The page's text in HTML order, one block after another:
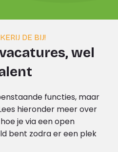
DE BIJ!
wel
functies, maar
hieronder meer over
je via een open
bent zodra er een plek